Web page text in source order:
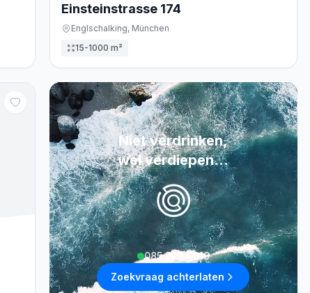
Einsteinstrasse 174
Englschalking, München
15-1000 m²
Niet verdrinken,
wel verdiepen...
085 222 0619
Zoekvraag achterlaten